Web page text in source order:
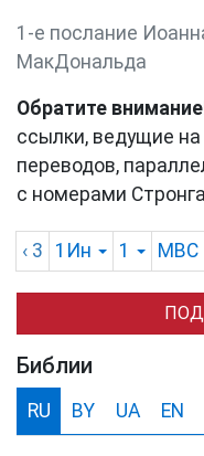
1-е послание
МакДональда
Обратите внимание
ссылки, ведущие
переводов,
с номерами
‹ 3 1Ин 1 MBC
Библии
RU BY UA EN